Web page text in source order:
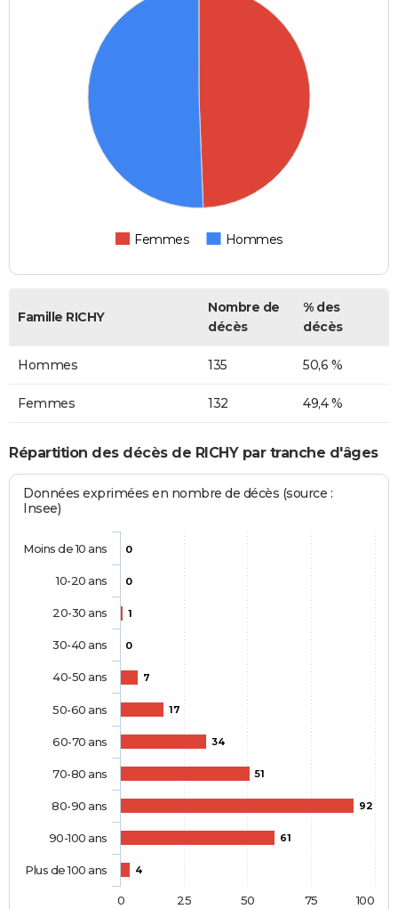
Femmes Hommes
Famille RICHY
Nombre de
décès
% des
décès
Hommes 135 50,6 %
Femmes 132 49,4 %
Répartition des décès de RICHY par tranche d'âges
Données exprimées en nombre de décès (source :
Insee)
0
0
1
0
7
17
34
51
92
61
4
Moins de 10 ans
10-20 ans
20-30 ans
30-40 ans
40-50 ans
50-60 ans
60-70 ans
70-80 ans
80-90 ans
90-100 ans
Plus de 100 ans
0 100
25 50 75